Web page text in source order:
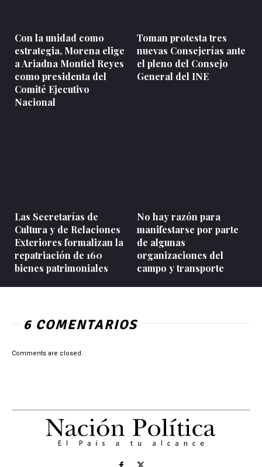
Con la unidad como
estrategia, Morena elige
a Ariadna Montiel Reyes
como presidenta del
Comité Ejecutivo
Nacional
Toman protesta tres
nuevas Consejerías ante
el pleno del Consejo
General del INE
Las Secretarías de
Cultura y de Relaciones
Exteriores formalizan la
repatriación de 160
bienes patrimoniales
No hay razón para
manifestarse por parte
de algunas
organizaciones del
campo y transporte
6 COMENTARIOS
Comments are closed.